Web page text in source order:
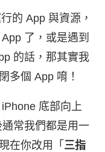
的 App 與資源，
了，或是遇到
的話，那其實我
多個 App 唷！
底部向上
常我們都是用一
在你改用「 三指